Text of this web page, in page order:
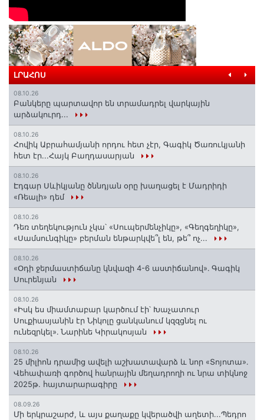
ԼՐԱՀՈՍ
08.10.26
Բանկերը պարտավոր են տրամադրել վարկային
արձակուրդ...
08.10.26
Հովիկ Աբրահամյանի որդու հետ չէր, Գագիկ Ծառուկյանի
հետ էր...Հայկ Բաղդասարյան
08.10.26
Էդգար Սևիկյանը ծննդյան օրը խաղացել է Մադրիդի
«Ռեալի» դեմ
08.10.26
Դեռ տեղեկություն չկա՝ «Սուպերմենչիկը», «Գեղգեղիկը»,
«Սամսունգիկը» բերման ենթարկվե՞լ են, թե՞ ոչ...
08.10.26
«Օդի ջերմաստիճանը կնվազի 4-6 աստիճանով»․ Գագիկ
Սուրենյան
08.10.26
«Իսկ ես միամտաբար կարծում էի՝ Խաչատուր
Սուքիասյանին էր Նիկոլը ցանկանում կզզցնել ու
ունեզրկել»․ Նարինե Կիրակոսյան
08.10.26
25 միլիոն դրամից ավելի աշխատավարձ և նոր «Տոյոտա»․
Վեհափառի գործով հանրային մեղադրողի ու նրա տիկնոջ
2025թ. հայտարարագիրը
08.09.26
Մի երկրաշարժ, և այս քաղաքը կվերածվի աղետի...Պեդրո